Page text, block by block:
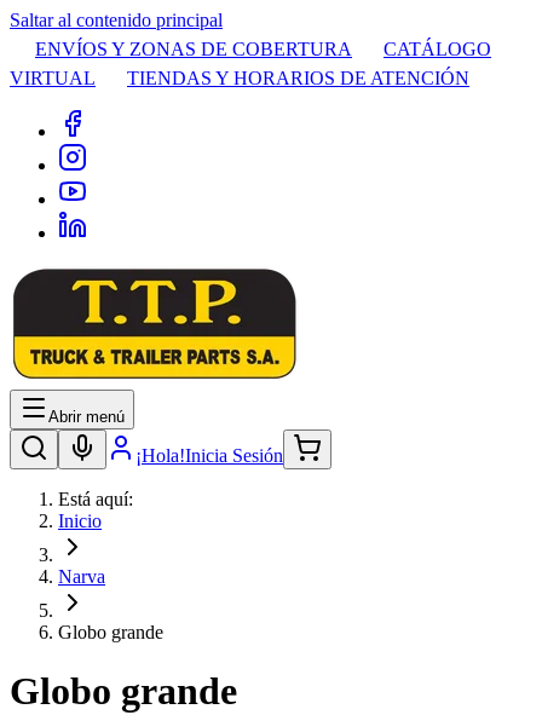
Saltar al contenido principal
ENVÍOS Y ZONAS DE COBERTURA
CATÁLOGO
VIRTUAL
TIENDAS Y HORARIOS DE ATENCIÓN
Abrir menú
¡Hola!Inicia Sesión
Está aquí:
Inicio
Narva
Globo grande
Globo grande